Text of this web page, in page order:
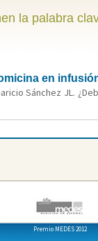
la palabra
en
Sánchez JL.
Premio MEDES 2012